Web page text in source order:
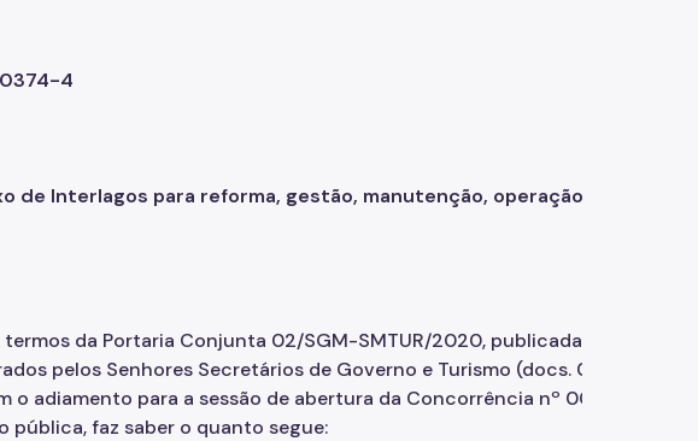
4
de Interlagos para reforma, gestão, manutenção, operação e
da Portaria Conjunta 02/SGM-SMTUR/2020, publicada no DOC de
pelos Senhores Secretários de Governo e Turismo (docs. 027254703
adiamento para a sessão de abertura da Concorrência nº 009/SGM--
pública, faz saber o quanto segue: